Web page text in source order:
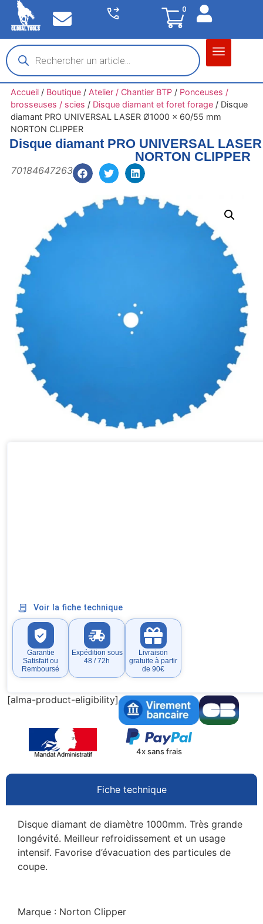
0
Accueil/ Boutique/ Atelier / Chantier BTP/ Ponceuses /
brosseuses / scies / Disque diamant et foret forage/ Disque
diamant PRO UNIVERSAL LASER Ø1000 x 60/55 mm
NORTON CLIPPER
Disque diamant PRO UNIVERSAL
NORTON CLIPPER
70184647263
Voir la fiche technique
Garantie
Satisfait ou
Remboursé
Expédition sous
48 / 72h
Livraison
gratuite à partir
de 90€
[alma-product-eligibility]
4x sans frais
Fiche technique
Disque diamant de diamètre 1000mm. Très grande
longévité. Meilleur refroidissement et un usage
intensif. Favorise d’évacuation des particules de
coupe.
Marque : Norton Clipper